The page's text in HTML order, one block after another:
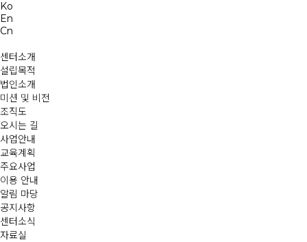
Ko
En
Cn
센터소개
설립목적
법인소개
미션 및 비전
조직도
오시는 길
사업안내
교육계획
주요사업
이용 안내
알림 마당
공지사항
센터소식
자료실